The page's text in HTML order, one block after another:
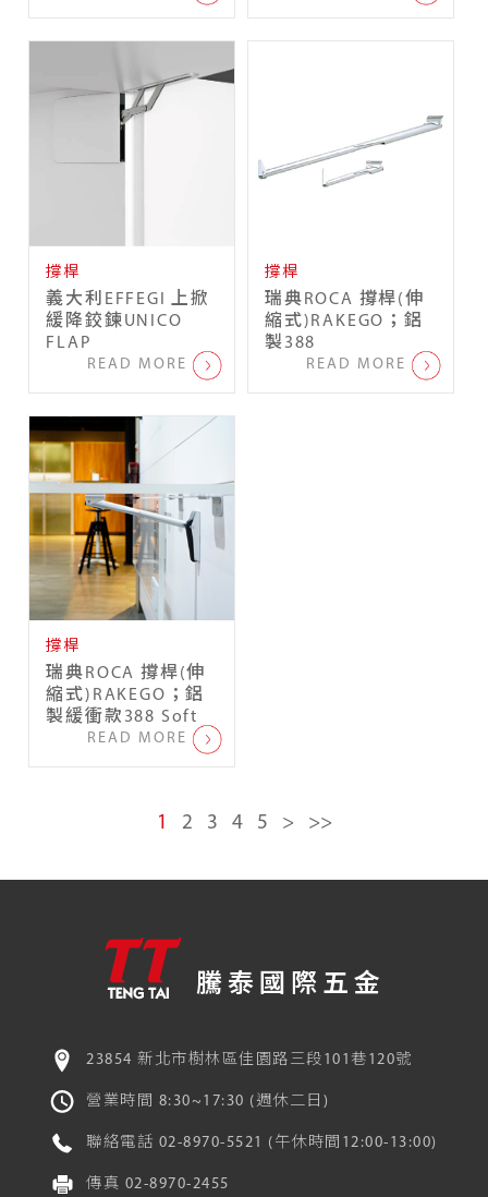
撐桿
義大利EFFEGI 上掀
緩降鉸鍊UNICO
FLAP
READ MORE
撐桿
瑞典ROCA 撐桿(伸
縮式)RAKEGO；鋁
製388
READ MORE
撐桿
瑞典ROCA 撐桿(伸
縮式)RAKEGO；鋁
製緩衝款388 Soft
READ MORE
1 2 3 4 5 > >>
騰泰國際五金
23854 新北市樹林區佳園路三段101巷120號
營業時間 8:30~17:30 (週休二日)
聯絡電話 02-8970-5521 (午休時間12:00-13:00)
傳真 02-8970-2455